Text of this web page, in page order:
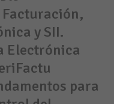
Facturación,
y SII.
Electrónica
para